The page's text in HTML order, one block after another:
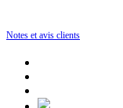
Notes et avis clients